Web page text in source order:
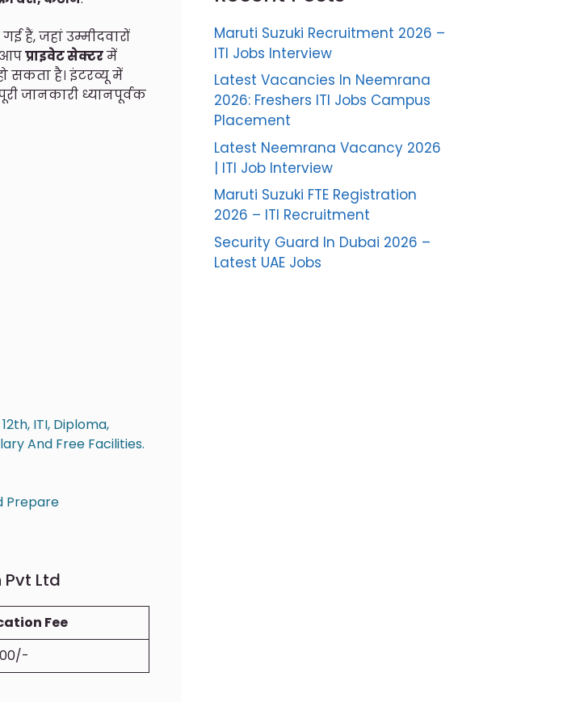
हैं, जहां उम्मीदवारों
आपप्राइवेट सेक्टरमें
सकता है। इंटरव्यू में
जानकारी ध्यानपूर्वक
ITI, Diploma,
And Free Facilities.
Prepare
Pvt Ltd
Fee
00/-
Maruti Suzuki Recruitment 2026 –
ITI Jobs Interview
Latest Vacancies In Neemrana
2026: Freshers ITI Jobs Campus
Placement
Latest Neemrana Vacancy 2026
| ITI Job Interview
Maruti Suzuki FTE Registration
2026 – ITI Recruitment
Security Guard In Dubai 2026 –
Latest UAE Jobs